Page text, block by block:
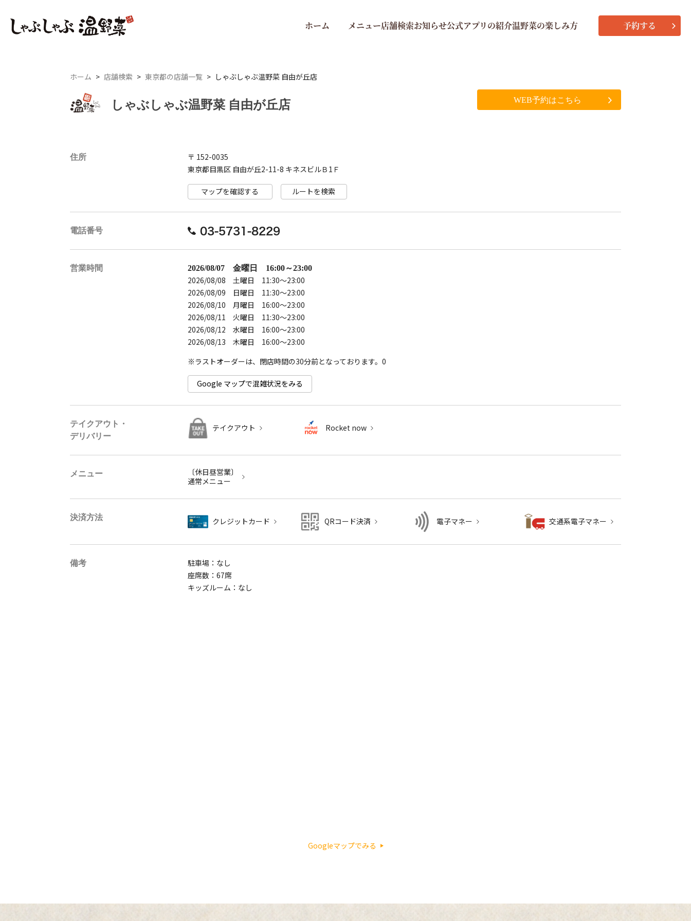
ホーム メニュー店舗検索お知らせ公式アプリの紹介温野菜の楽しみ方 予約する
ホーム > 店舗検索 > 東京都の店舗一覧 > しゃぶしゃぶ温野菜 自由が丘店
しゃぶしゃぶ温野菜 自由が丘店 WEB予約はこちら
住所
〒 152-0035
東京都目黒区 自由が丘2-11-8 キネスビルＢ1Ｆ
マップを確認する ルートを検索
電話番号 03-5731-8229
営業時間
2026/08/07 金曜日 16:00～23:00
2026/08/08 土曜日 11:30～23:00
2026/08/09 日曜日 11:30～23:00
2026/08/10 月曜日 16:00～23:00
2026/08/11 火曜日 11:30～23:00
2026/08/12 水曜日 16:00～23:00
2026/08/13 木曜日 16:00～23:00
Google マップで混雑状況をみる
テイクアウト・
デリバリー
テイクアウト Rocket now
メニュー
〔休日昼営業〕
通常メニュー
決済方法 クレジットカード QRコード決済 電子マネー 交通系電子マネー
備考
駐車場：なし
座席数：67席
キッズルーム：なし
Googleマップでみる